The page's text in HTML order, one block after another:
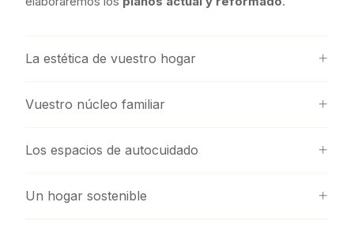
La estética de vuestro hogar
Vuestro núcleo familiar
Los espacios de autocuidado
Un hogar sostenible